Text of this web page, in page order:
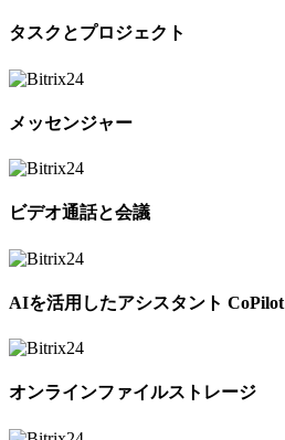
タスクとプロジェクト
メッセンジャー
ビデオ通話と会議
AIを活用したアシスタント CoPilot
オンラインファイルストレージ